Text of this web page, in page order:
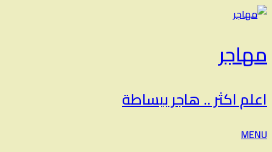
مهاجر
اعلم اكثر .. هاجر ببساطة
MENU